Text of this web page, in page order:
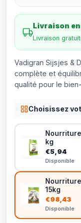
Livraison
Livraison
Vadigran Sijsjes &
complète et
qualité pour le
Choisissez
kg
€5,94
Disponible
15kg
€98,43
Disponible